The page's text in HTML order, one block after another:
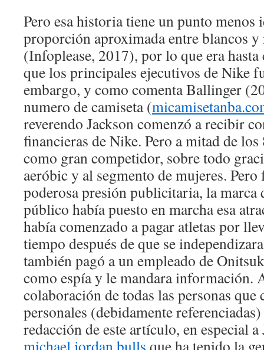
Pero esa historia tiene un punto
proporción aproximada entre blancos y
(Infoplease, 2017), por lo que era
que los principales ejecutivos de Nike
embargo, y como comenta Ballinger
numero de camiseta (
reverendo Jackson comenzó a recibir
financieras de Nike. Pero a mitad de
como gran competidor, sobre todo
aeróbic y al segmento de mujeres.
poderosa presión publicitaria, la marca
público había puesto en marcha esa
había comenzado a pagar atletas por
tiempo después de que se
también pagó a un empleado de
como espía y le mandara información.
colaboración de todas las personas
personales (debidamente
redacción de este artículo, en especial
michael jordan bulls que ha tenido la